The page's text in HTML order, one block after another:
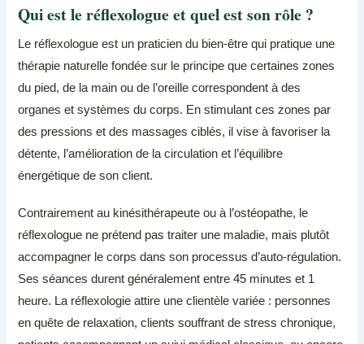
Qui est le réflexologue et quel est son rôle ?
Le réflexologue est un praticien du bien-être qui pratique une
thérapie naturelle fondée sur le principe que certaines zones
du pied, de la main ou de l’oreille correspondent à des
organes et systèmes du corps. En stimulant ces zones par
des pressions et des massages ciblés, il vise à favoriser la
détente, l’amélioration de la circulation et l’équilibre
énergétique de son client.
Contrairement au kinésithérapeute ou à l’ostéopathe, le
réflexologue ne prétend pas traiter une maladie, mais plutôt
accompagner le corps dans son processus d’auto-régulation.
Ses séances durent généralement entre 45 minutes et 1
heure. La réflexologie attire une clientèle variée : personnes
en quête de relaxation, clients souffrant de stress chronique,